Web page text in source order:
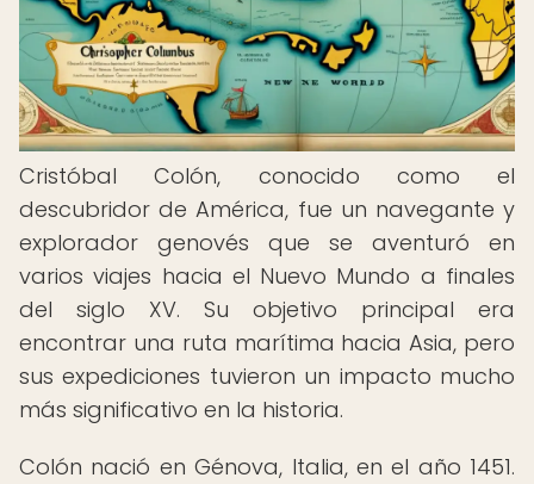
Cristóbal Colón, conocido como el
descubridor de América, fue un navegante y
explorador genovés que se aventuró en
varios viajes hacia el Nuevo Mundo a finales
del siglo XV. Su objetivo principal era
encontrar una ruta marítima hacia Asia, pero
sus expediciones tuvieron un impacto mucho
más significativo en la historia.
Colón nació en Génova, Italia, en el año 1451.